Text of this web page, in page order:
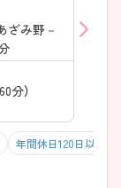
ざみ野－
分）
年間休日120日以上